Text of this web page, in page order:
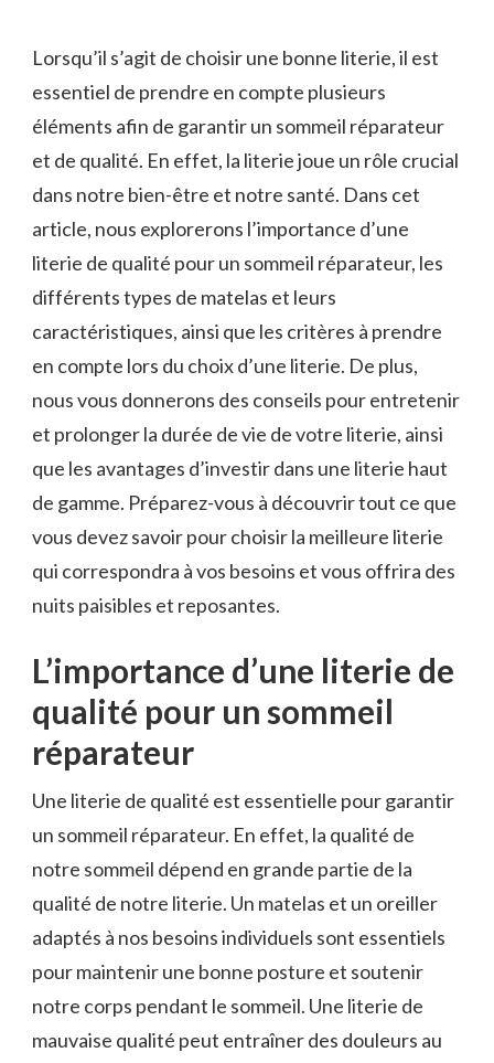
Lorsqu’il s’agit de choisir une bonne literie, il est
essentiel de prendre en compte plusieurs
éléments afin de garantir un sommeil réparateur
et de qualité. En effet, la literie joue un rôle crucial
dans notre bien-être et notre santé. Dans cet
article, nous explorerons l’importance d’une
literie de qualité pour un sommeil réparateur, les
différents types de matelas et leurs
caractéristiques, ainsi que les critères à prendre
en compte lors du choix d’une literie. De plus,
nous vous donnerons des conseils pour entretenir
et prolonger la durée de vie de votre literie, ainsi
que les avantages d’investir dans une literie haut
de gamme. Préparez-vous à découvrir tout ce que
vous devez savoir pour choisir la meilleure literie
qui correspondra à vos besoins et vous offrira des
nuits paisibles et reposantes.
L’importance d’une literie de
qualité pour un sommeil
réparateur
Une literie de qualité est essentielle pour garantir
un sommeil réparateur. En effet, la qualité de
notre sommeil dépend en grande partie de la
qualité de notre literie. Un matelas et un oreiller
adaptés à nos besoins individuels sont essentiels
pour maintenir une bonne posture et soutenir
notre corps pendant le sommeil. Une literie de
mauvaise qualité peut entraîner des douleurs au